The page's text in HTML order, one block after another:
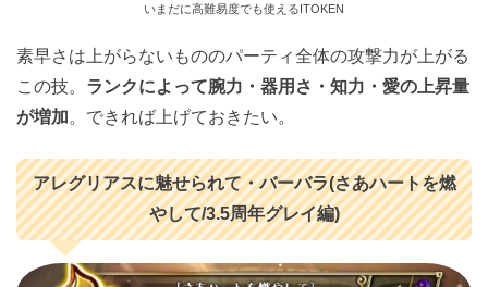
いまだに高難易度でも使えるITOKEN
素早さは上がらないもののパーティ全体の攻撃力が上がる
この技。 ランクによって腕力・器用さ・知力・愛の上昇量
が増加。できれば上げておきたい。
アレグリアスに魅せられて・バーバラ(さあハートを燃
やして/3.5周年グレイ編)